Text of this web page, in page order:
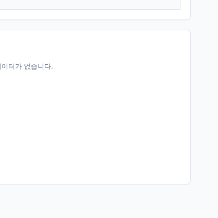
터가 없습니다.